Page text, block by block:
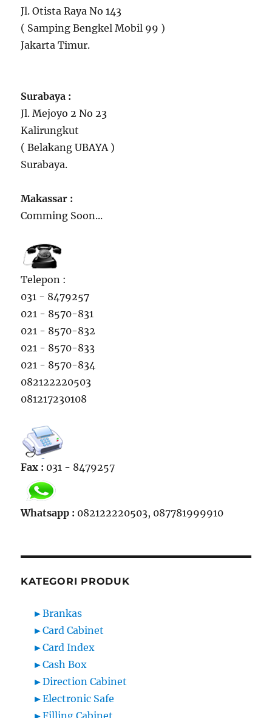
Jl. Otista Raya No 143
( Samping Bengkel Mobil 99 )
Jakarta Timur.
Surabaya :
Jl. Mejoyo 2 No 23
Kalirungkut
( Belakang UBAYA )
Surabaya.
Makassar :
Comming Soon...
Telepon :
031 - 8479257
021 - 8570-831
021 - 8570-832
021 - 8570-833
021 - 8570-834
082122220503
081217230108
Fax : 031 - 8479257
Whatsapp : 082122220503, 087781999910
KATEGORI PRODUK
►Brankas
►Card Cabinet
►Card Index
►Cash Box
►Direction Cabinet
►Electronic Safe